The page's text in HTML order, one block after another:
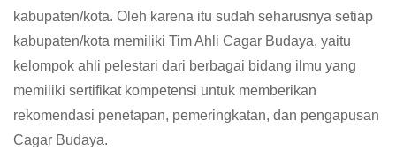
kabupaten/kota. Oleh karena itu sudah seharusnya setiap
kabupaten/kota memiliki Tim Ahli Cagar Budaya, yaitu
kelompok ahli pelestari dari berbagai bidang ilmu yang
memiliki sertifikat kompetensi untuk memberikan
rekomendasi penetapan, pemeringkatan, dan pengapusan
Cagar Budaya.